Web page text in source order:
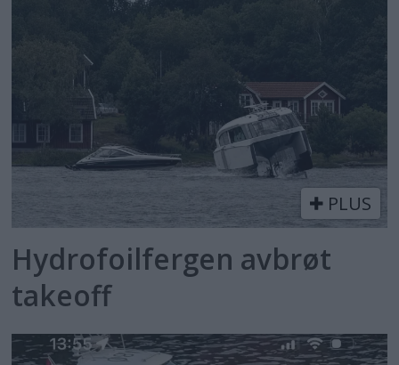
PLUS
Hydrofoilfergen avbrøt
takeoff